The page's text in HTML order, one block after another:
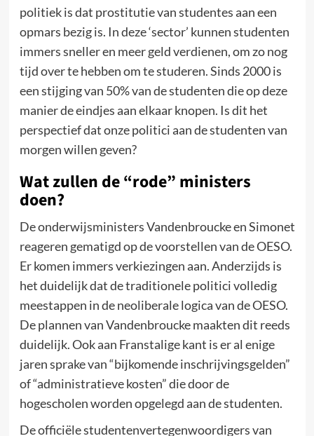
politiek is dat prostitutie van studentes aan een
opmars bezig is. In deze ‘sector’ kunnen studenten
immers sneller en meer geld verdienen, om zo nog
tijd over te hebben om te studeren. Sinds 2000 is
een stijging van 50% van de studenten die op deze
manier de eindjes aan elkaar knopen. Is dit het
perspectief dat onze politici aan de studenten van
morgen willen geven?
Wat zullen de “rode” ministers
doen?
De onderwijsministers Vandenbroucke en Simonet
reageren gematigd op de voorstellen van de OESO.
Er komen immers verkiezingen aan. Anderzijds is
het duidelijk dat de traditionele politici volledig
meestappen in de neoliberale logica van de OESO.
De plannen van Vandenbroucke maakten dit reeds
duidelijk. Ook aan Franstalige kant is er al enige
jaren sprake van “bijkomende inschrijvingsgelden”
of “administratieve kosten” die door de
hogescholen worden opgelegd aan de studenten.
De officiële studentenvertegenwoordigers van